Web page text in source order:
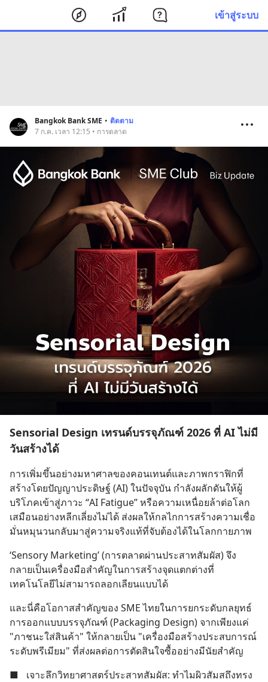
เข้าสู่ระบบ
Bangkok Bank SME • ติดตาม
7 ก.ค. เวลา 12:15 • การตลาด
Sensorial Design เทรนด์บรรจุภัณฑ์ 2026 ที่ AI ไม่มี
วันสร้างได้
การเพิ่มขึ้นอย่างมหาศาลของคอนเทนต์และภาพกราฟิกที่
สร้างโดยปัญญาประดิษฐ์ (AI) ในปัจจุบัน กำลังผลักดันให้ผู้
บริโภคเข้าสู่ภาวะ “AI Fatigue” หรือความเหนื่อยล้าต่อโลก
เสมือนอย่างหลีกเลี่ยงไม่ได้ ส่งผลให้กลไกการสร้างความเชื่อ
มั่นหมุนวนกลับมาสู่ความจริงแท้ที่จับต้องได้ในโลกกายภาพ
‘Sensory Marketing’ (การตลาดผ่านประสาทสัมผัส) จึง
กลายเป็นเครื่องมือสำคัญในการสร้างจุดแตกต่างที่
เทคโนโลยีไม่สามารถลอกเลียนแบบได้
และนี่คือโอกาสสำคัญของ SME ไทยในการยกระดับกลยุทธ์
การออกแบบบรรจุภัณฑ์ (Packaging Design) จากเพียงแค่
"ภาชนะใส่สินค้า" ให้กลายเป็น "เครื่องมือสร้างประสบการณ์
ระดับพรีเมียม" ที่ส่งผลต่อการตัดสินใจซื้ออย่างมีนัยสำคัญ
■
เจาะลึกวิทยาศาสตร์ประสาทสัมผัส: ทำไมผิวสัมสถึงทรง